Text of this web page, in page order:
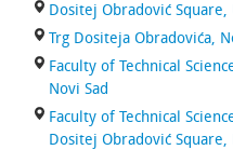
Dositej Obradović
Trg Dositeja Obradovića,
Faculty of Technical
Novi Sad
Faculty of Technical
Dositej Obradović Square,